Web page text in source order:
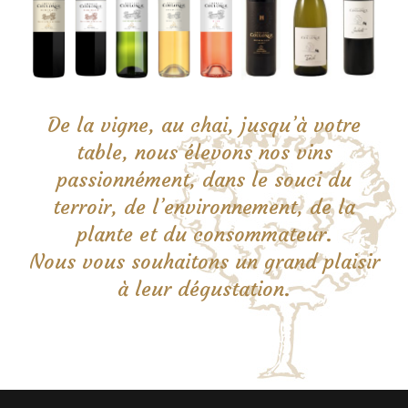
De la vigne, au chai, jusqu’à votre
table, nous élevons nos vins
passionnément, dans le souci du
terroir, de l’environnement, de la
plante et du consommateur.
Nous vous souhaitons un grand plaisir
à leur dégustation.